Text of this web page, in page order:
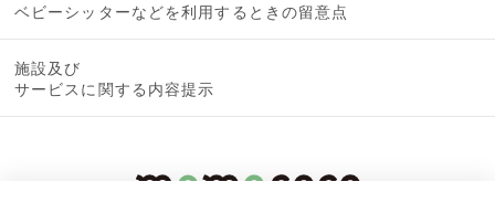
ベビーシッターなどを利用するときの留意点
施設及び
サービスに関する内容提示